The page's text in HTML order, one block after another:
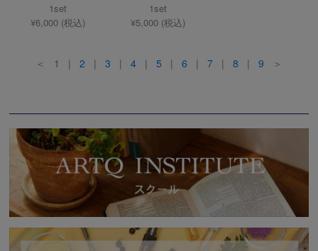
1set
¥6,000 (税込)
1set
¥5,000 (税込)
＜ 1 | 2 | 3 | 4| 5 | 6 | 7| 8 | 9 ＞